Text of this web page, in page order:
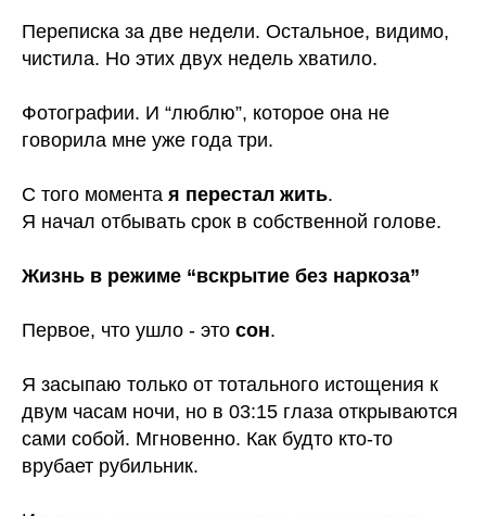
Переписка за две недели. Остальное, видимо,
чистила. Но этих двух недель хватило.
Фотографии. И “люблю”, которое она не
говорила мне уже года три.
С того момента я перестал жить.
Я начал отбывать срок в собственной голове.
Жизнь в режиме “вскрытие без наркоза”
Первое, что ушло - это сон.
Я засыпаю только от тотального истощения к
двум часам ночи, но в 03:15 глаза открываются
сами собой. Мгновенно. Как будто кто-то
врубает рубильник.